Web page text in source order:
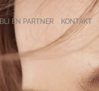
BLI EN PARTNER KONTAKT